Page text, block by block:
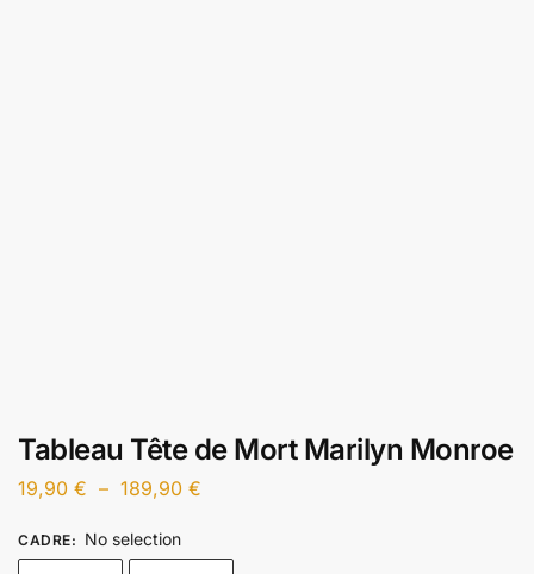
Tableau Tête de Mort Marilyn Monroe
19,90 € – 189,90 €
CADRE: No selection